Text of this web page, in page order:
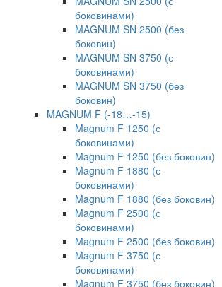
боковинами)
MAGNUM SN 2500 (без
боковин)
MAGNUM SN 3750 (с
боковинами)
MAGNUM SN 3750 (без
боковин)
MAGNUM F (-18…-15)
Magnum F 1250 (с
боковинами)
Magnum F 1250 (без боковин)
Magnum F 1880 (с
боковинами)
Magnum F 1880 (без боковин)
Magnum F 2500 (с
боковинами)
Magnum F 2500 (без боковин)
Magnum F 3750 (с
боковинами)
Magnum F 3750 (без боковин)